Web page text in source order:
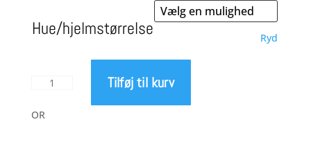
oprindelige
pris
var:
Hue/hjelmstørrelse Ryd
GripGrab
Vinter
Tilføj til kurv
OR